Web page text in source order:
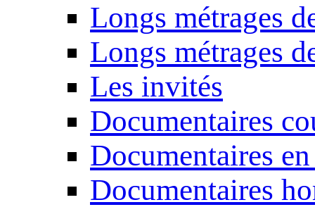
Longs métrages
Longs métrages
Les invités
Documentaires
Documentaires
Documentaires